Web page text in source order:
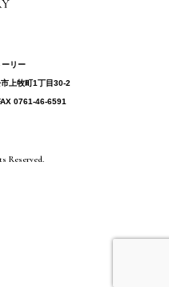
ーリー
上牧町1丁目30-2
0761-46-6591
Reserved.